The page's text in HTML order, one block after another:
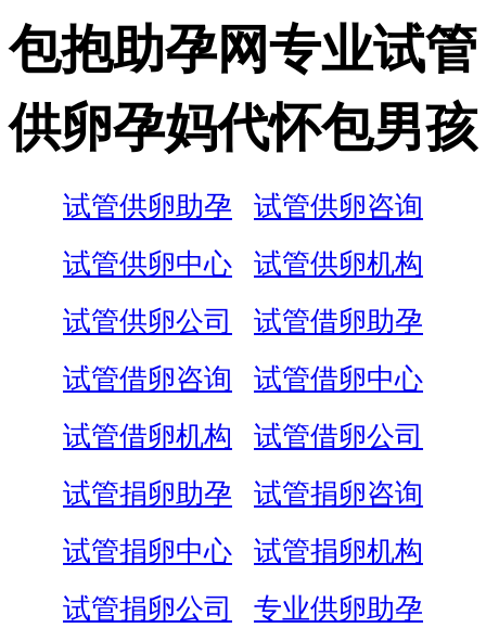
包抱助孕网专业试管
供卵孕妈代怀包男孩
试管供卵助孕
试管供卵咨询
试管供卵中心
试管供卵机构
试管供卵公司
试管借卵助孕
试管借卵咨询
试管借卵中心
试管借卵机构
试管借卵公司
试管捐卵助孕
试管捐卵咨询
试管捐卵中心
试管捐卵机构
试管捐卵公司
专业供卵助孕